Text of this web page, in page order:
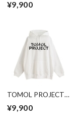
¥9,900
TOMOL PROJECT
¥9,900